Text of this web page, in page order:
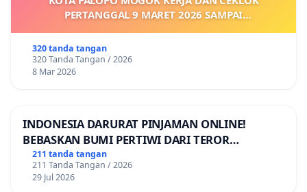
PERTANGGAL 9 MARET 2026 SAMPAI
KEJELASAN SUMBER GAJI POKOK
320 tanda tangan
320 Tanda Tangan / 2026
8 Mar 2026
INDONESIA DARURAT PINJAMAN ONLINE!
BEBASKAN BUMI PERTIWI DARI TEROR
PINJAMAN ONLINE! TUTUP PINJOL!
211 tanda tangan
211 Tanda Tangan / 2026
29 Jul 2026